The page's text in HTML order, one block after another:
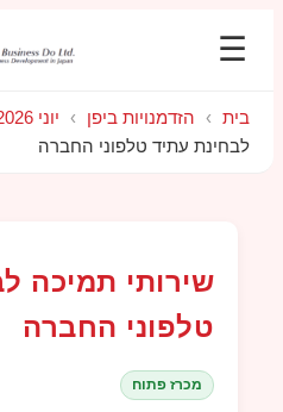
☰
בית › הזדמנויות ביפן › יוני 2026
לבחינת עתיד טלפוני החברה
שירותי תמיכה
טלפוני החברה
מכרז פתוח